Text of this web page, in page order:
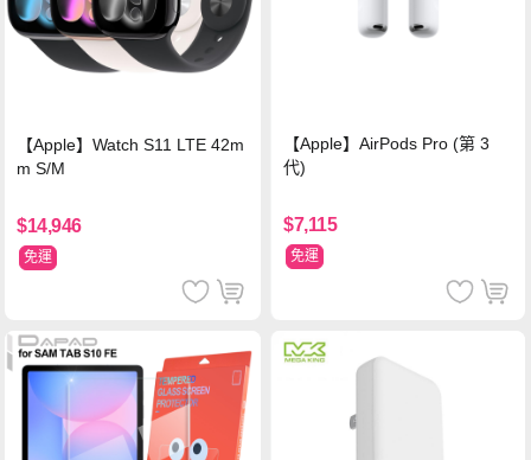
【Apple】Watch S11 LTE 42m
m S/M
$14,946
免運
【Apple】AirPods Pro (第 3
代)
$7,115
免運